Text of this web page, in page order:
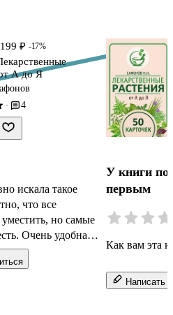
₽ -17%
А до Я
· 4
искала такое
что все
но самые
Очень удобная
цвет...
У книги
первым
Как вам эта
Написать